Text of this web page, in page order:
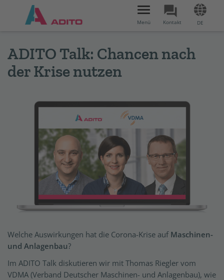
DE
Kontakt
Toggle
navigation
Menü
ADITO Talk: Chancen nach
der Krise nutzen
Welche Auswirkungen hat die Corona-Krise auf Maschinen-
und Anlagenbau?
Im ADITO Talk diskutieren wir mit Thomas Riegler vom
VDMA (Verband Deutscher Maschinen- und Anlagenbau), wie